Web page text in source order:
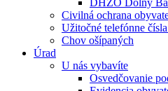
DHZO Dolný
Civilná ochrana
Užitočné telefónne
Chov ošípaných
Úrad
U nás vybavíte
Osvedčovanie